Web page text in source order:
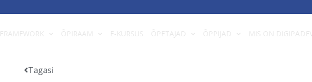
FRAMEWORK ÕPIRAAM E-KURSUS ÕPETAJAD ÕPPIJAD MIS ON
Tagasi